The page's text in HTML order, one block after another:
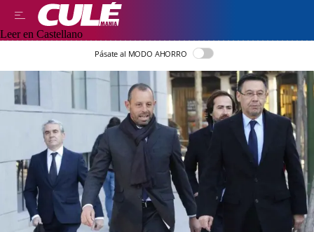
Leer en Castellano
Pásate al MODO AHORRO